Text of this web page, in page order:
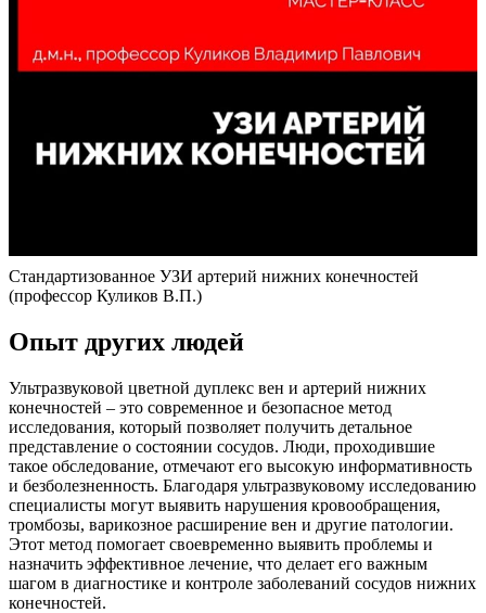
Стандартизованное УЗИ артерий нижних конечностей
(профессор Куликов В.П.)
Опыт других людей
Ультразвуковой цветной дуплекс вен и артерий нижних
конечностей – это современное и безопасное метод
исследования, который позволяет получить детальное
представление о состоянии сосудов. Люди, проходившие
такое обследование, отмечают его высокую информативность
и безболезненность. Благодаря ультразвуковому исследованию
специалисты могут выявить нарушения кровообращения,
тромбозы, варикозное расширение вен и другие патологии.
Этот метод помогает своевременно выявить проблемы и
назначить эффективное лечение, что делает его важным
шагом в диагностике и контроле заболеваний сосудов нижних
конечностей.